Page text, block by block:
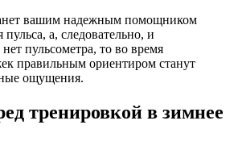
вашим надежным помощником
пульса, а, следовательно, и
пульсометра, то во время
правильным ориентиром станут
ощущения.
тренировкой в зимнее